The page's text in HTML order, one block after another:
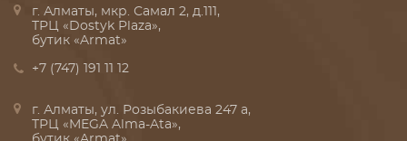
г. Алматы, мкр. Самал 2, д.111,
ТРЦ «Dostyk Plaza»,
бутик «Armat»
+7 (747) 191 11 12
г. Алматы, ул. Розыбакиева 247 а,
ТРЦ «MEGA Alma-Ata»,